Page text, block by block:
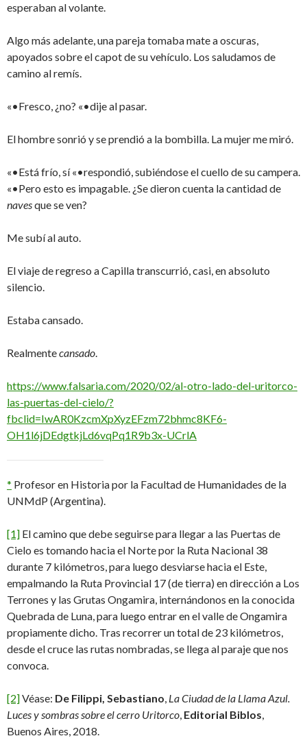
esperaban al volante.
Algo más adelante, una pareja tomaba mate a oscuras,
apoyados sobre el capot de su vehículo. Los saludamos de
camino al remís.
«•Fresco, ¿no? «•dije al pasar.
El hombre sonrió y se prendió a la bombilla. La mujer me miró.
«•Está frío, sí «•respondió, subiéndose el cuello de su campera.
«•Pero esto es impagable. ¿Se dieron cuenta la cantidad de
navesque se ven?
Me subí al auto.
El viaje de regreso a Capilla transcurrió, casi, en absoluto
silencio.
Estaba cansado.
Realmentecansado.
https://www.falsaria.com/2020/02/al-otro-lado-del-uritorco-
las-puertas-del-cielo/?
fbclid=IwAR0KzcmXpXyzEFzm72bhmc8KF6-
OH1l6jDEdgtkjLd6vqPq1R9b3x-UCrlA
* Profesor en Historia por la Facultad de Humanidades de la
UNMdP (Argentina).
[1] El camino que debe seguirse para llegar a las Puertas de
Cielo es tomando hacia el Norte por la Ruta Nacional 38
durante 7 kilómetros, para luego desviarse hacia el Este,
empalmando la Ruta Provincial 17 (de tierra) en dirección a Los
Terrones y las Grutas Ongamira, internándonos en la conocida
Quebrada de Luna, para luego entrar en el valle de Ongamira
propiamente dicho. Tras recorrer un total de 23 kilómetros,
desde el cruce las rutas nombradas, se llega al paraje que nos
convoca.
[2]Véase: De Filippi, Sebastiano, La Ciudad de la Llama Azul.
Luces y sombras sobre el cerro Uritorco, Editorial Biblos,
Buenos Aires, 2018.